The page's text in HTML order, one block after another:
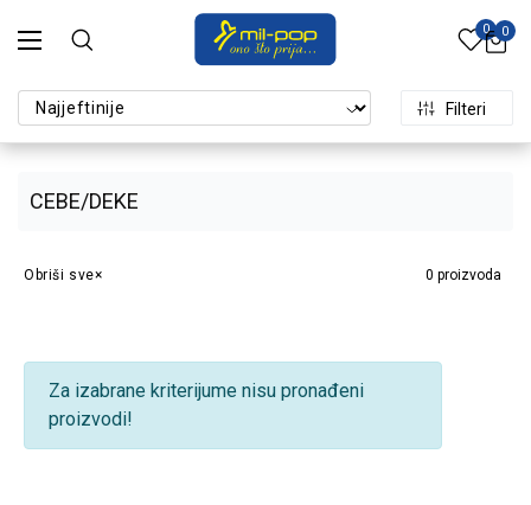
0 0
CEBE/DEKE
Filteri
0 proizvoda
Obriši sve
Za izabrane kriterijume nisu pronađeni
proizvodi!